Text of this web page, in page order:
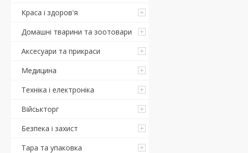
Краса і здоров'я
Домашні тварини та зоотовари
Аксесуари та прикраси
Медицина
Техніка і електроніка
Військторг
Безпека і захист
Тара та упаковка